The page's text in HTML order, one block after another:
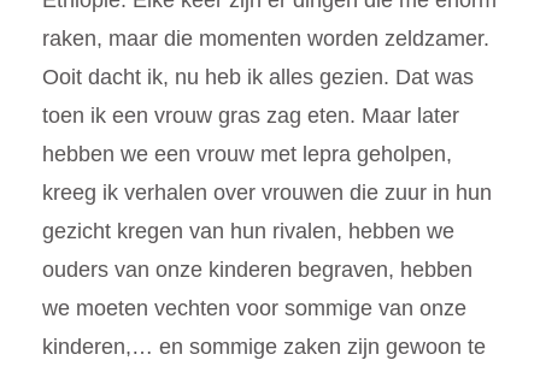
raken, maar die momenten worden zeldzamer.
Ooit dacht ik, nu heb ik alles gezien. Dat was
toen ik een vrouw gras zag eten. Maar later
hebben we een vrouw met lepra geholpen,
kreeg ik verhalen over vrouwen die zuur in hun
gezicht kregen van hun rivalen, hebben we
ouders van onze kinderen begraven, hebben
we moeten vechten voor sommige van onze
kinderen,… en sommige zaken zijn gewoon te